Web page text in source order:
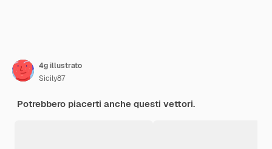
4g illustrato
Sicily87
Potrebbero piacerti anche questi vettori.